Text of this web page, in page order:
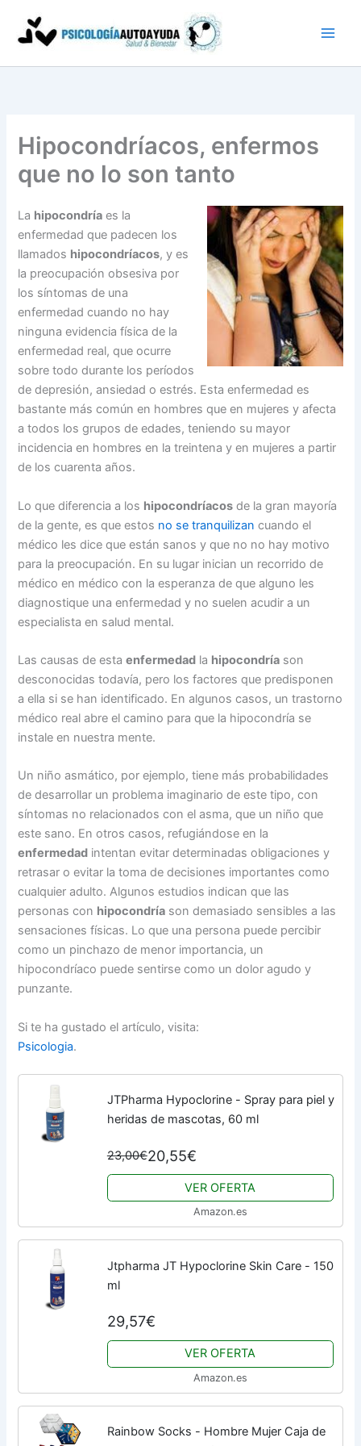
contenido
Hipocondríacos, enfermos
que no lo son tanto
La hipocondría es la
enfermedad que padecen los
llamados hipocondríacos, y es
la preocupación obsesiva por
los síntomas de una
enfermedad cuando no hay
ninguna evidencia física de la
enfermedad real, que ocurre
sobre todo durante los períodos
de depresión, ansiedad o estrés. Esta enfermedad es
bastante más común en hombres que en mujeres y afecta
a todos los grupos de edades, teniendo su mayor
incidencia en hombres en la treintena y en mujeres a partir
de los cuarenta años.
Lo que diferencia a los hipocondríacos de la gran mayoría
de la gente, es que estos no se tranquilizancuando el
médico les dice que están sanos y que no no hay motivo
para la preocupación. En su lugar inician un recorrido de
médico en médico con la esperanza de que alguno les
diagnostique una enfermedad y no suelen acudir a un
especialista en salud mental.
Las causas de estaenfermedad la hipocondría son
desconocidas todavía, pero los factores que predisponen
a ella si se han identificado. En algunos casos, un trastorno
médico real abre el camino para que la hipocondría se
instale en nuestra mente.
Un niño asmático, por ejemplo, tiene más probabilidades
de desarrollar un problema imaginario de este tipo, con
síntomas no relacionados con el asma, que un niño que
este sano. En otros casos, refugiándose en la
enfermedad intentan evitar determinadas obligaciones y
retrasar o evitar la toma de decisiones importantes como
cualquier adulto. Algunos estudios indican que las
personas con hipocondría son demasiado sensibles a las
sensaciones físicas. Lo que una persona puede percibir
como un pinchazo de menor importancia, un
hipocondríaco puede sentirse como un dolor agudo y
punzante.
Si te ha gustado el artículo, visita:
Psicologia.
JTPharma Hypoclorine - Spray para piel y
heridas de mascotas, 60 ml
23,00€20,55€
VER OFERTA
Amazon.es
Jtpharma JT Hypoclorine Skin Care - 150
ml
29,57€
VER OFERTA
Amazon.es
Rainbow Socks - Hombre Mujer Caja de